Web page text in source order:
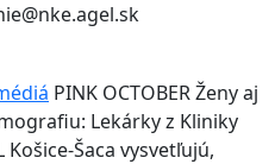
PINK OCTOBER Ženy aj
Lekárky z Kliniky
Šaca vysvetľujú,